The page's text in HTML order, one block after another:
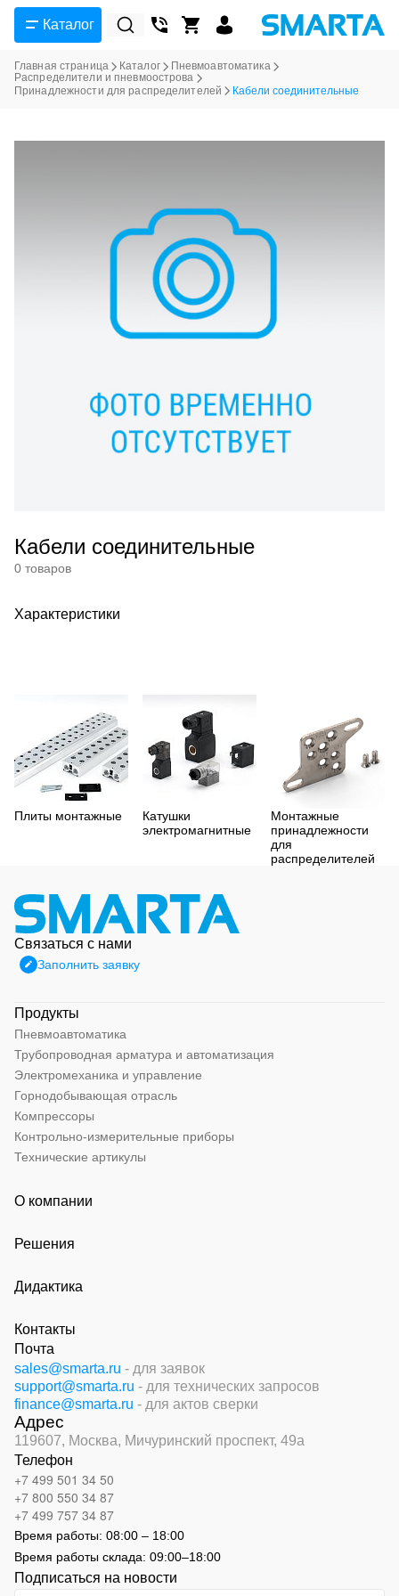
Каталог
Главная страница Каталог
Пневмоавтоматика
Распределители и пневмоострова
Принадлежности для распределителей
Кабели соединительные
Кабели соединительные
0 товаров
Характеристики
Плиты монтажные
Катушки
электромагнитные
Монтажные
принадлежности
для
распределителей
Связаться с нами
Заполнить заявку
Продукты
Пневмоавтоматика
Трубопроводная арматура и автоматизация
Электромеханика и управление
Горнодобывающая отрасль
Компрессоры
Контрольно-измерительные приборы
Технические артикулы
О компании
Решения
Дидактика
Контакты
Почта
sales@smarta.ru - для заявок
support@smarta.ru - для технических запросов
finance@smarta.ru - для актов сверки
Адрес
119607, Москва, Мичуринский проспект, 49а
Телефон
+7 499 501 34 50
+7 800 550 34 87
+7 499 757 34 87
Время работы: 08:00 – 18:00
Время работы склада: 09:00–18:00
Подписаться на новости